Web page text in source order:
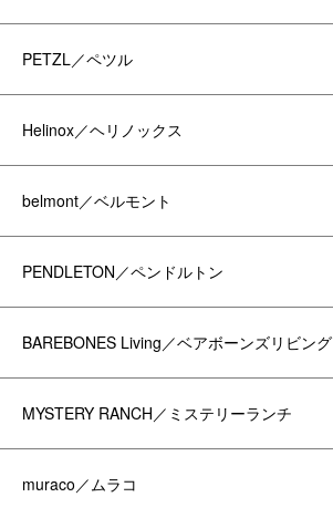
PETZL／ペツル
Helinox／ヘリノックス
belmont／ベルモント
PENDLETON／ペンドルトン
BAREBONES Living／ベアボーンズリビング
MYSTERY RANCH／ミステリーランチ
muraco／ムラコ